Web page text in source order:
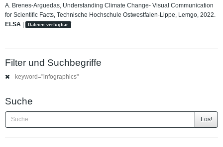
A. Brenes-Arguedas, Understanding Climate Change- Visual Communication
for Scientific Facts, Technische Hochschule Ostwestfalen-Lippe, Lemgo, 2022.
ELSA | Dateien verfügbar
Filter und Suchbegriffe
keyword="infographics"
Suche
Los!